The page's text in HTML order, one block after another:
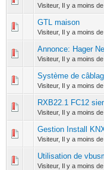
Visiteur, Il y a moins
GTL maison
Visiteur, Il y a moins
0 Votes
Annonce: Hager
Visiteur, Il y a moins
0 Votes
Système de
Visiteur, Il y a moins
0 Votes
RXB22.1 FC12
Visiteur, Il y a moins
0 Votes
Gestion Install
Visiteur, Il y a moins
0 Votes
Utilisation de
Visiteur, Il y a moins
0 Votes